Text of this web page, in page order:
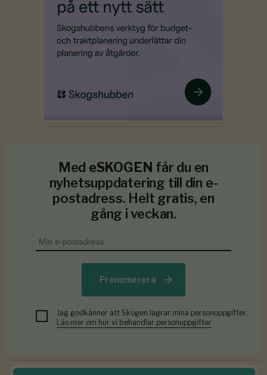
Med eSKOGEN får du en
nyhetsuppdatering till din e-
postadress. Helt gratis, en
gång i veckan.
Prenumerera
Jag godkänner att Skogen lagrar mina personuppgifter.
Läs mer om hur vi behandlar personuppgifter